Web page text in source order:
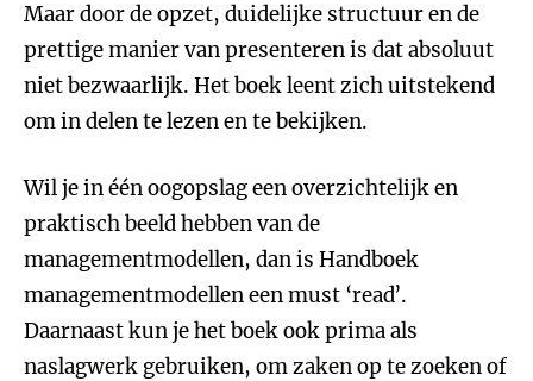
Maar door de opzet, duidelijke structuur en de
prettige manier van presenteren is dat absoluut
niet bezwaarlijk. Het boek leent zich uitstekend
om in delen te lezen en te bekijken.
Wil je in één oogopslag een overzichtelijk en
praktisch beeld hebben van de
managementmodellen, dan is Handboek
managementmodellen een must ‘read’.
Daarnaast kun je het boek ook prima als
naslagwerk gebruiken, om zaken op te zoeken of